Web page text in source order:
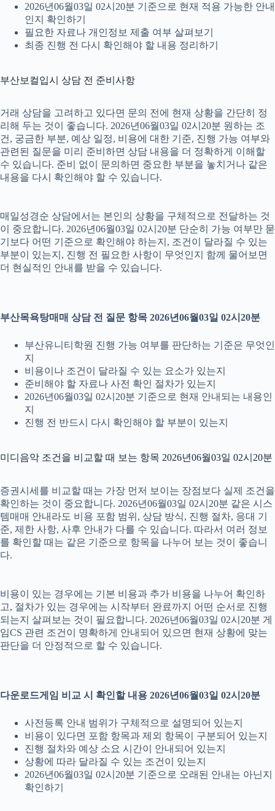
2026년06월03일 02시20분 기준으로 현재 적용 가능한 안내
인지 확인하기
필요한 자료나 개인정보 제출 여부 살펴보기
최종 진행 전 다시 확인해야 할 내용 정리하기
부산보컬입시 상담 전 준비사항
거래 상담을 고려하고 있다면 문의 전에 현재 상황을 간단히 정
리해 두는 것이 좋습니다. 2026년06월03일 02시20분 원하는 조
건, 궁금한 부분, 예상 일정, 비용에 대한 기준, 진행 가능 여부와
관련된 질문을 미리 준비하면 상담 내용을 더 정확하게 이해할
수 있습니다. 준비 없이 문의하면 중요한 부분을 놓치거나 같은
내용을 다시 확인해야 할 수 있습니다.
매일성경순 상담에서는 본인의 상황을 구체적으로 전달하는 것
이 중요합니다. 2026년06월03일 02시20분 단순히 가능 여부만 묻
기보다 어떤 기준으로 확인해야 하는지, 조건이 달라질 수 있는
부분이 있는지, 진행 전 필요한 사항이 무엇인지 함께 물어보면
더 현실적인 안내를 받을 수 있습니다.
부산목욕탕매매 상담 전 질문 항목 2026년06월03일 02시20분
부산유니티학원 진행 가능 여부를 판단하는 기준은 무엇인
지
비용이나 조건이 달라질 수 있는 요소가 있는지
준비해야 할 자료나 사전 확인 절차가 있는지
2026년06월03일 02시20분 기준으로 현재 안내되는 내용인
지
진행 전 반드시 다시 확인해야 할 부분이 있는지
미디음악 조건을 비교할 때 보는 항목 2026년06월03일 02시20분
증권시세를 비교할 때는 가장 먼저 보이는 장점보다 실제 조건을
확인하는 것이 중요합니다. 2026년06월03일 02시20분 같은 시스
템매매 안내라도 비용 포함 범위, 상담 방식, 진행 절차, 응대 기
준, 제한 사항, 사후 안내가 다를 수 있습니다. 따라서 여러 정보
를 확인할 때는 같은 기준으로 항목을 나누어 보는 것이 좋습니
다.
비용이 있는 경우에는 기본 비용과 추가 비용을 나누어 확인하
고, 절차가 있는 경우에는 시작부터 완료까지 어떤 순서로 진행
되는지 살펴보는 것이 필요합니다. 2026년06월03일 02시20분 게
임CS 관련 조건이 명확하게 안내되어 있으면 현재 상황에 맞는
판단을 더 안정적으로 할 수 있습니다.
다운로드게임 비교 시 확인할 내용 2026년06월03일 02시20분
사전등록 안내 범위가 구체적으로 설명되어 있는지
비용이 있다면 포함 항목과 제외 항목이 구분되어 있는지
진행 절차와 예상 소요 시간이 안내되어 있는지
상황에 따라 달라질 수 있는 조건이 있는지
2026년06월03일 02시20분 기준으로 오래된 안내는 아닌지
확인하기